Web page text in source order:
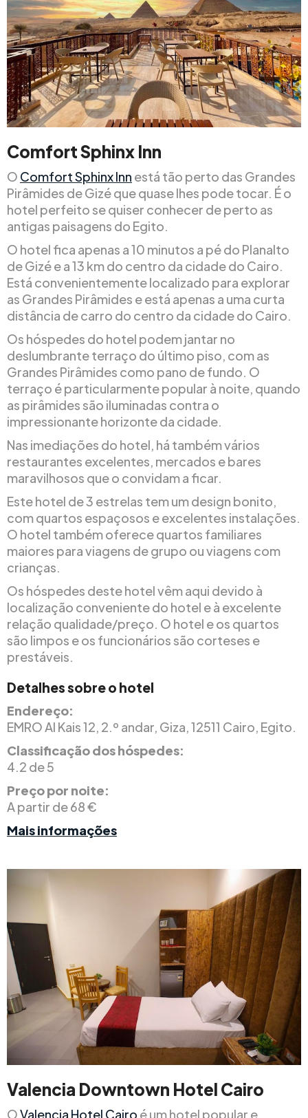
Comfort Sphinx Inn
O Comfort Sphinx Inn está tão perto das Grandes
Pirâmides de Gizé que quase lhes pode tocar. É o
hotel perfeito se quiser conhecer de perto as
antigas paisagens do Egito.
O hotel fica apenas a 10 minutos a pé do Planalto
de Gizé e a 13 km do centro da cidade do Cairo.
Está convenientemente localizado para explorar
as Grandes Pirâmides e está apenas a uma curta
distância de carro do centro da cidade do Cairo.
Os hóspedes do hotel podem jantar no
deslumbrante terraço do último piso, com as
Grandes Pirâmides como pano de fundo. O
terraço é particularmente popular à noite, quando
as pirâmides são iluminadas contra o
impressionante horizonte da cidade.
Nas imediações do hotel, há também vários
restaurantes excelentes, mercados e bares
maravilhosos que o convidam a ficar.
Este hotel de 3 estrelas tem um design bonito,
com quartos espaçosos e excelentes instalações.
O hotel também oferece quartos familiares
maiores para viagens de grupo ou viagens com
crianças.
Os hóspedes deste hotel vêm aqui devido à
localização conveniente do hotel e à excelente
relação qualidade/preço. O hotel e os quartos
são limpos e os funcionários são corteses e
prestáveis.
Detalhes sobre o hotel
Endereço:
EMRO Al Kais 12, 2.º andar, Giza, 12511 Cairo, Egito.
Classificação dos hóspedes:
4.2 de 5
Preço por noite:
A partir de 68 €
Mais informações
Valencia Downtown Hotel Cairo
OValencia Hotel Cairo é um hotel popular e